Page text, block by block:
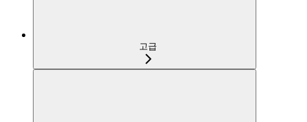
고급